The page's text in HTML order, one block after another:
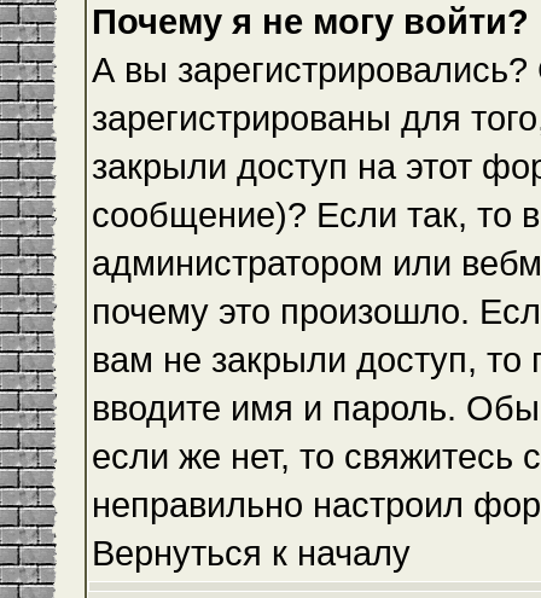
Почему я не могу войти?
А вы
зарегистрированы для
закрыли доступ на этот
сообщение)? Если так, то
администратором или
почему это произошло.
вам не закрыли доступ,
вводите имя и пароль.
если же нет, то свяжитесь
неправильно настроил
Вернуться к началу